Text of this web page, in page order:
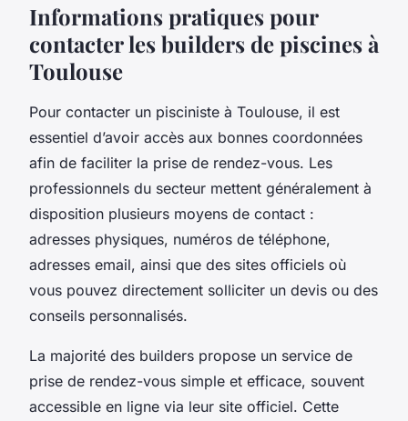
Informations pratiques pour
contacter les builders de piscines à
Toulouse
Pour contacter un pisciniste à Toulouse, il est
essentiel d’avoir accès aux bonnes coordonnées
afin de faciliter la prise de rendez-vous. Les
professionnels du secteur mettent généralement à
disposition plusieurs moyens de contact :
adresses physiques, numéros de téléphone,
adresses email, ainsi que des sites officiels où
vous pouvez directement solliciter un devis ou des
conseils personnalisés.
La majorité des builders propose un service de
prise de rendez-vous simple et efficace, souvent
accessible en ligne via leur site officiel. Cette